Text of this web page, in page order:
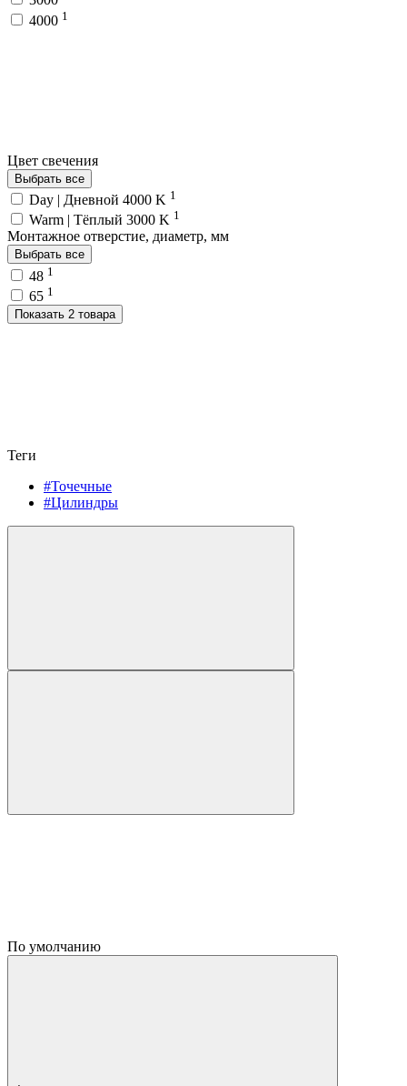
4000 1
Цвет свечения
Выбрать все
Day | Дневной 4000 K 1
Warm | Тёплый 3000 K 1
Монтажное отверстие, диаметр, мм
Выбрать все
48 1
65 1
Показать 2 товара
Теги
#Точечные
#Цилиндры
По умолчанию